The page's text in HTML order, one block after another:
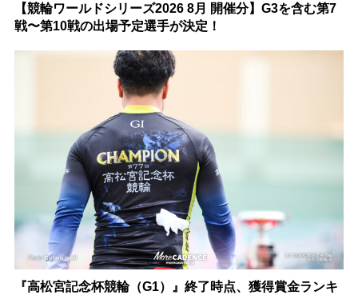
【競輪ワールドシリーズ2026 8月 開催分】G3を含む第7
戦〜第10戦の出場予定選手が決定！
『高松宮記念杯競輪（G1）』終了時点、獲得賞金ランキ